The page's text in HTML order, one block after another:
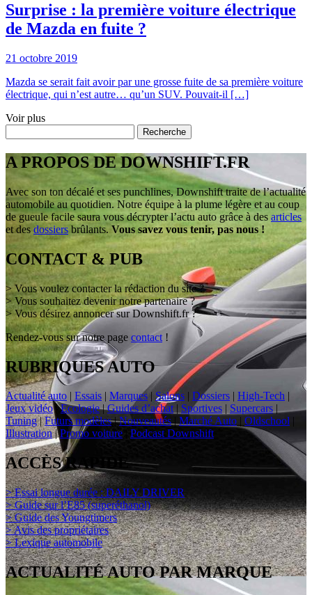
Surprise : la première voiture électrique
de Mazda en fuite ?
21 octobre 2019
Mazda se serait fait avoir par une grosse fuite de sa première voiture
électrique, qui n’est autre… qu’un SUV. Pouvait-il […]
Voir plus
A PROPOS DE DOWNSHIFT.FR
Avec son ton décalé et ses punchlines, Downshift traite de l’actualité
automobile au quotidien. Notre équipe à la plume légère et au coup
de gueule facile saura vous décrypter l’actu auto grâce à des articles
et des dossiers brûlants. Vous savez vous tenir, pas nous !
CONTACT & PUB
> Vous voulez contacter la rédaction du site ?
> Vous souhaitez devenir notre partenaire ?
> Vous désirez annoncer sur Downshift.fr ?
Rendez-vous sur notre page contact !
RUBRIQUES AUTO
Actualité auto | Essais | Marques |Salons | Dossiers | High-Tech |
Jeux vidéo|Ecologie|Guides d’achat| Sportives | Supercars |
Tuning|Futurs modèles|Nouveautés|Marché Auto | Oldschool |
Illustration|Promo voiture Podcast Downshift
ACCÈS RAPIDE
> Essai longue durée : DAILY DRIVER
> Guide sur l’E85 (superéthanol)
> Guide des Youngtimers
> Avis des propriétaires
> Lexique automobile
ACTUALITÉ AUTO PAR MARQUE